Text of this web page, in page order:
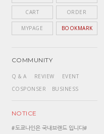
CART ORDER
MYPAGE BOOKMARK
COMMUNITY
Q & A REVIEW
EVENT
COSPONSER
BUSINESS
NOTICE
#도쿄나인은 국내브랜드 입니다#